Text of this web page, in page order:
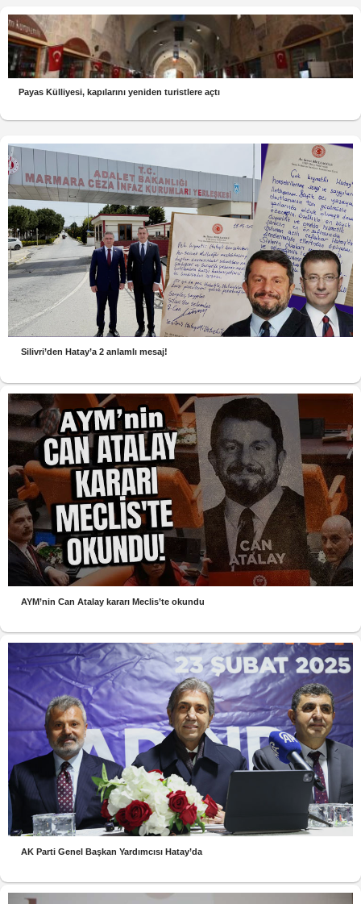
Payas Külliyesi, kapılarını yeniden turistlere açtı
Silivri’den Hatay’a 2 anlamlı mesaj!
AYM’nin Can Atalay kararı Meclis’te okundu
AK Parti Genel Başkan Yardımcısı Hatay’da